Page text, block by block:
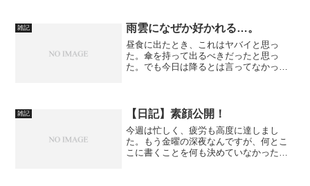
車の危険運転に関する罰則が強化され
た、ということだ。出るべく...
雑記 雨雲になぜか好かれる…。
昼食に出たとき、これはヤバイと思っ
た。傘を持って出るべきだったと思っ
た。でも今日は降るとは言ってなかった
とまた降り出す。何か、こう、...
雑記 【日記】素顔公開！
今週は忙しく、疲労も高度に達しまし
た。もう金曜の深夜なんですが、何とこ
こに書くことを何も決めていなかったの